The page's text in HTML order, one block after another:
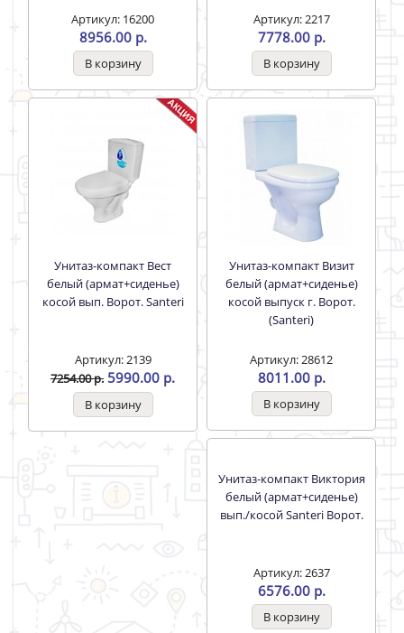
Артикул: 16200
8956.00 р.
Артикул: 2217
7778.00 р.
Унитаз-компакт Вест
белый (армат+сиденье)
косой вып. Ворот. Santeri
Артикул: 2139
7254.00 р. 5990.00 р.
Унитаз-компакт Визит
белый (армат+сиденье)
косой выпуск г. Ворот.
(Santeri)
Артикул: 28612
8011.00 р.
белый (армат+сиденье)